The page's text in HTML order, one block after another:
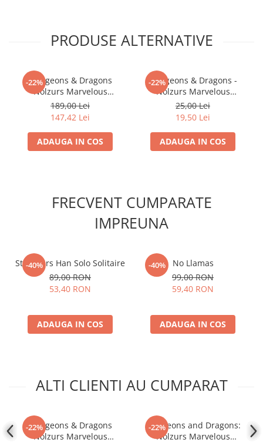
Naruto Shippuden
Harry Potter
Star Trek
Collectibles
Book Nooks
Hello Kitty - Produse Oficiale
Comic Books (Benzi Desenate)
Trading Card Games
DragonBallZ
Yu Gi Oh
Digimon Card Game
Weis Schwarz
Flesh and Blood
PRODUSE ALTERNATIVE
-22%
Dungeons & Dragons
Nolzurs Marvelous
Miniatures: Adult White
Dragon
189,00 Lei
147,42 Lei
ADAUGA IN COS
-22%
Dungeons & Dragons -
Nolzurs Marvelous
Miniatures - Darkling Elder
& Darklings
25,00 Lei
19,50 Lei
ADAUGA IN COS
FRECVENT CUMPARATE
IMPREUNA
-40%
Star Wars Han Solo Solitaire
89,00 RON
53,40 RON
ADAUGA IN COS
-40%
No Llamas
99,00 RON
59,40 RON
ADAUGA IN COS
ALTI CLIENTI AU CUMPARAT
-22%
Dungeons & Dragons
Nolzurs Marvelous
-22%
Dungeons and Dragons:
Nolzurs Marvelous